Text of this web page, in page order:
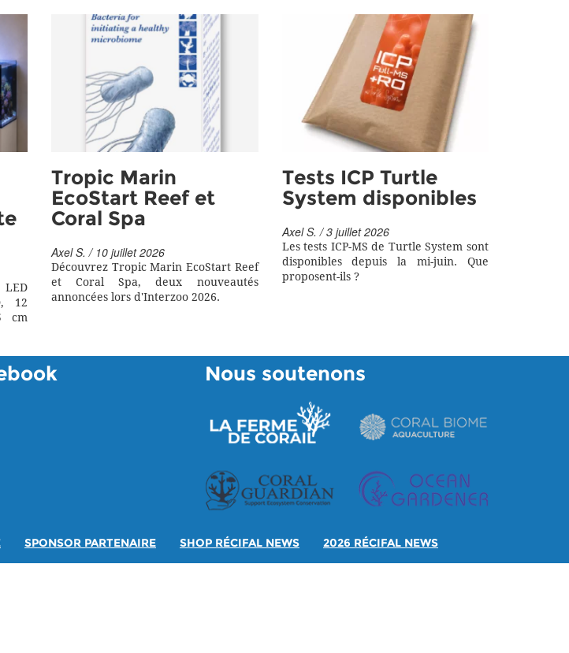
12
cm
Tropic Marin
EcoStart Reef et
Coral Spa
Axel S. / 10 juillet 2026
Découvrez Tropic Marin EcoStart Reef
et Coral Spa, deux nouveautés
annoncées lors d'Interzoo 2026.
Tests ICP Turtle
System disponibles
Axel S. / 3 juillet 2026
Les tests ICP-MS de Turtle System sont
disponibles depuis la mi-juin. Que
proposent-ils ?
Nous soutenons
SPONSOR PARTENAIRE SHOP RÉCIFAL NEWS 2026 RÉCIFAL NEWS